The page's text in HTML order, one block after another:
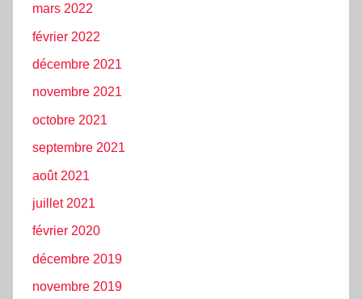
mars 2022
février 2022
décembre 2021
novembre 2021
octobre 2021
septembre 2021
août 2021
juillet 2021
février 2020
décembre 2019
novembre 2019